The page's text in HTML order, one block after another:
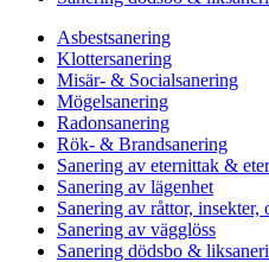
Asbestsanering
Klottersanering
Misär- & Socialsanering
Mögelsanering
Radonsanering
Rök- & Brandsanering
Sanering av eternittak &
Sanering av lägenhet
Sanering av råttor,
Sanering av vägglöss
Sanering dödsbo &